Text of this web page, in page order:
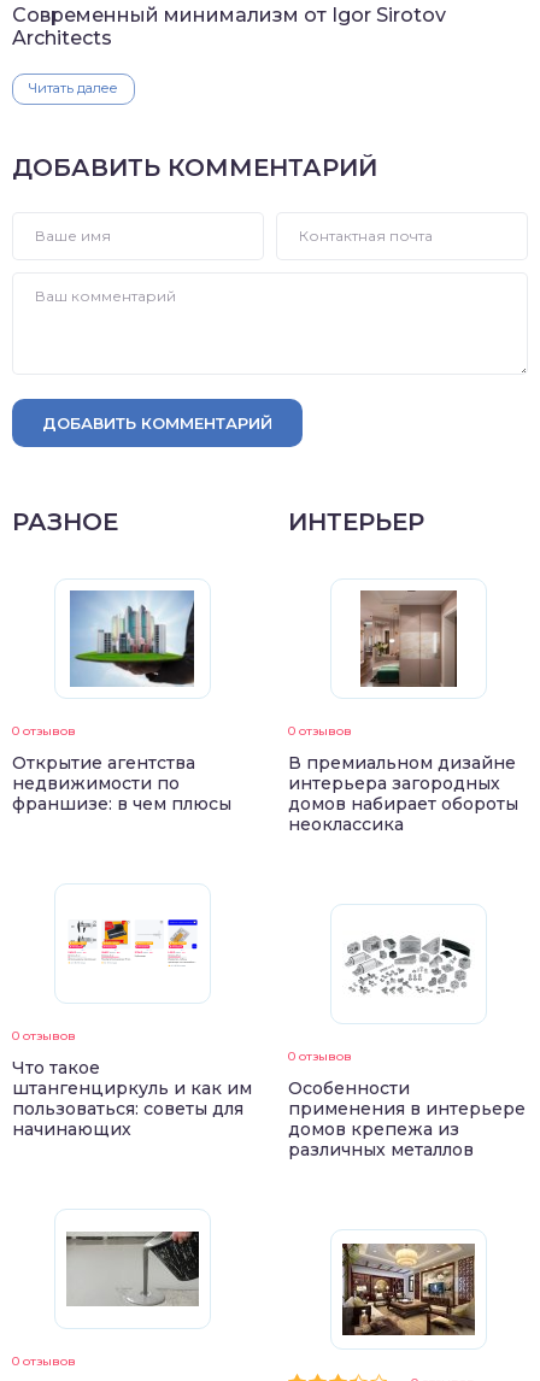
Современный минимализм от Igor Sirotov
Architects
Читать далее
ДОБАВИТЬ КОММЕНТАРИЙ
ДОБАВИТЬ КОММЕНТАРИЙ
РАЗНОЕ
0 отзывов
Открытие агентства
недвижимости по
франшизе: в чем плюсы
0 отзывов
Что такое
штангенциркуль и как им
пользоваться: советы для
начинающих
0 отзывов
ИНТЕРЬЕР
0 отзывов
В премиальном дизайне
интерьера загородных
домов набирает обороты
неоклассика
0 отзывов
Особенности
применения в интерьере
домов крепежа из
различных металлов